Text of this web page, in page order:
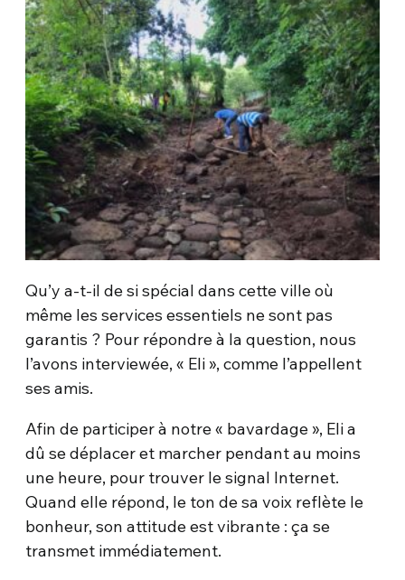
Qu’y a-t-il de si spécial dans cette ville où
même les services essentiels ne sont pas
garantis ? Pour répondre à la question, nous
l’avons interviewée, « Eli », comme l’appellent
ses amis.
Afin de participer à notre « bavardage », Eli a
dû se déplacer et marcher pendant au moins
une heure, pour trouver le signal Internet.
Quand elle répond, le ton de sa voix reflète le
bonheur, son attitude est vibrante : ça se
transmet immédiatement.